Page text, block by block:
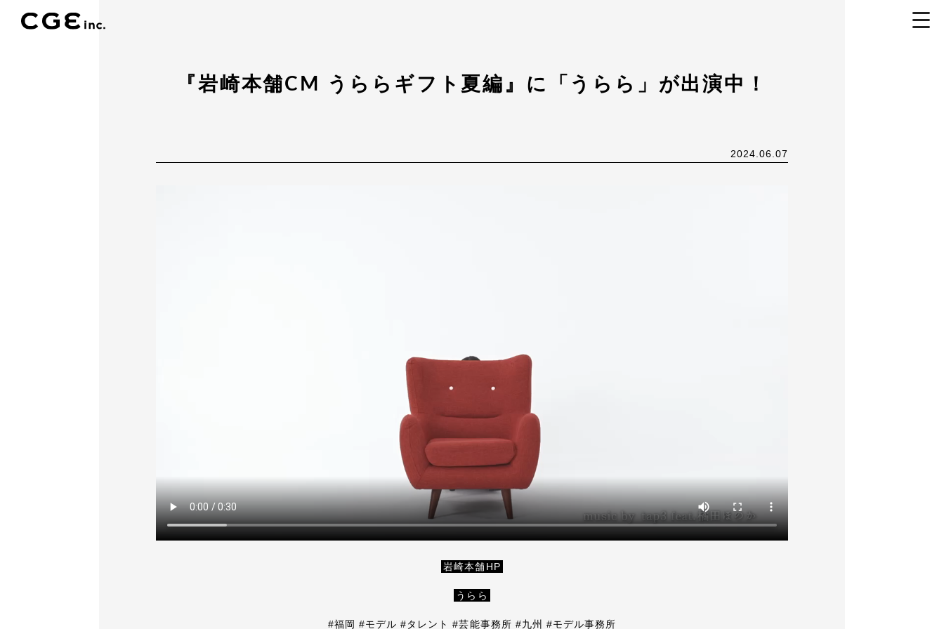
『岩崎本舗CM うららギフト夏編』に「うらら」が出演中！
2024.06.07
岩崎本舗HP
うらら
#福岡 #モデル #タレント #芸能事務所 #九州 #モデル事務所